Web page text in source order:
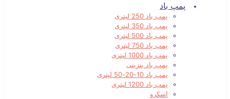
پمپ باد
پمپ باد 250 لیتری
پمپ باد 350 لیتری
پمپ باد 500 لیتری
پمپ باد 750 لیتری
پمپ باد 1000 لیتری
پمپ باد بنزینی
پمپ باد 10-20-50 لیتری
پمپ باد 1200 لیتری
اسکرو